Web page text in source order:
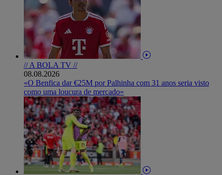
// A BOLA TV //
08.08.2026
«O Benfica dar €25M por Palhinha com 31 anos seria visto
como uma loucura de mercado»